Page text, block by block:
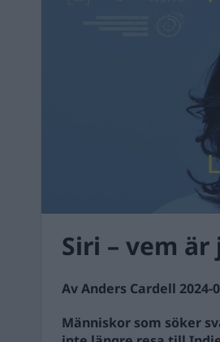
Siri – vem är
Av Anders Cardell 2024-
Människor som söker